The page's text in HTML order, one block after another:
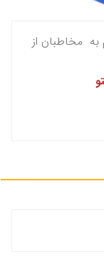
مخاطبان از